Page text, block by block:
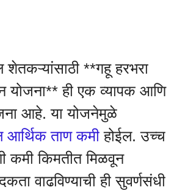
शेतकऱ्यांसाठी **गहू हरभरा
योजना** ही एक व्यापक आणि
आहे. या योजनेमुळे
आर्थिक ताण कमी होईल. उच्च
कमी किमतीत मिळवून
वाढविण्याची ही सुवर्णसंधी